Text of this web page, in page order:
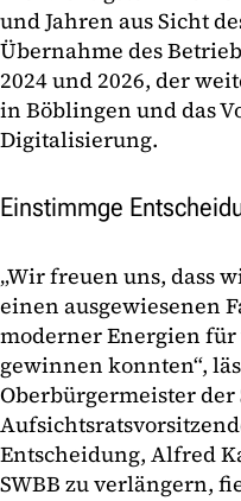
und Jahren aus Sicht
Übernahme des
2024 und 2026, der
in Böblingen und das
Digitalisierung.
Einstimmge
„Wir freuen uns, dass
einen ausgewiesenen
moderner Energien für
gewinnen konnten“,
Oberbürgermeister
Entscheidung, Alfred
SWBB zu verlängern,